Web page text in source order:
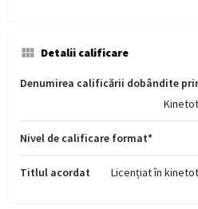
Detalii calificare
Denumirea calificării dobândite
Nivel de calificare format*
Titlul acordat Licențiat în